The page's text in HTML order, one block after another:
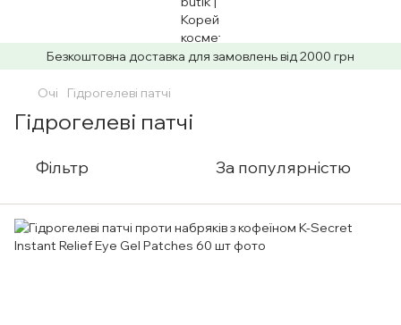
Безкоштовна доставка для замовлень від 2000 грн
Очі Гідрогелеві патчі
Гідрогелеві патчі
Фільтр За популярністю